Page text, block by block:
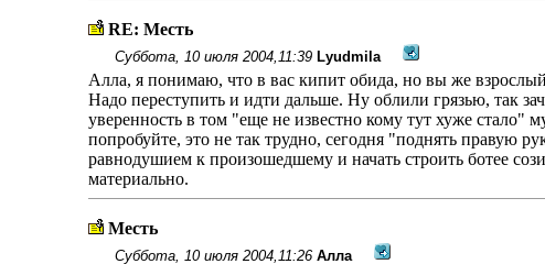
RE: Месть
Суббота, 10 июля 2004,11:39 Lyudmila
Алла, я понимаю, что в вас кипит обида, но вы же взрослый
Надо переступить и идти дальше. Ну облили грязью, так
уверенность в том "еще не известно кому тут хуже
попробуйте, это не так трудно, сегодня "поднять правую
равнодушием к произошедшему и начать строить ботее
материально.
Месть
Суббота, 10 июля 2004,11:26 Алла